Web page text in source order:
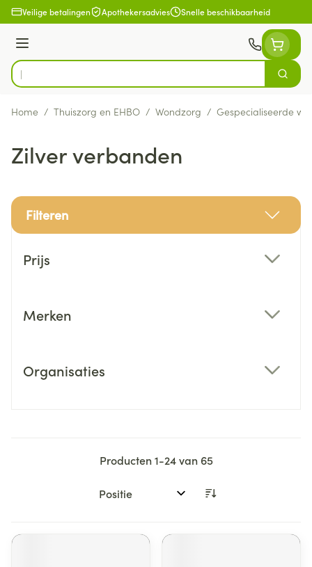
Ga naar de inhoud
Veilige betalingen Apothekersadvies Snelle beschikbaarheid
Menu
Product, merk, categorie...
Zoek
Home / Thuiszorg en EHBO / Wondzorg / Gespecialiseerde
Zilver verbanden
Filteren
Prijs
Merken
Organisaties
Producten1-24van 65
Sorteer op: